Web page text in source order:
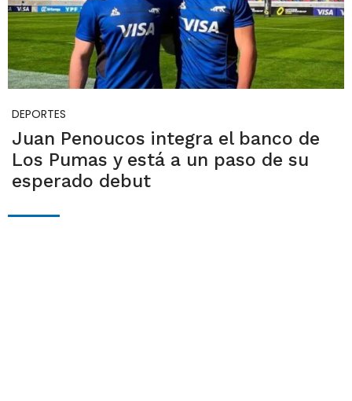
DEPORTES
Juan Penoucos integra el banco de
Los Pumas y está a un paso de su
esperado debut